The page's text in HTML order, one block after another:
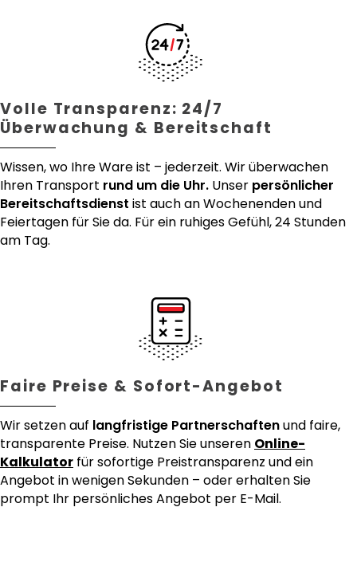
Volle Transparenz: 24/7
Überwachung & Bereitschaft
Wissen, wo Ihre Ware ist – jederzeit. Wir überwachen
Ihren Transport rund um die Uhr. Unser persönlicher
Bereitschaftsdienst ist auch an Wochenenden und
Feiertagen für Sie da. Für ein ruhiges Gefühl, 24 Stunden
am Tag.
Faire Preise & Sofort-Angebot
Wir setzen auf langfristige Partnerschaftenund faire,
transparente Preise. Nutzen Sie unseren Online-
Kalkulator für sofortige Preistransparenz und ein
Angebot in wenigen Sekunden – oder erhalten Sie
prompt Ihr persönliches Angebot per E-Mail.